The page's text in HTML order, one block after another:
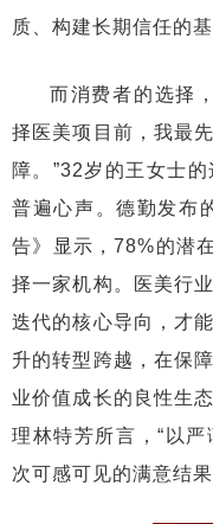
质、构建长期信任的基
而消费者的选择
择医美项目前，我最
障。”32岁的王女士
普遍心声。德勤发布
告》显示，78%的潜
择一家机构。医美行
迭代的核心导向，才
升的转型跨越，在保
业价值成长的良性生
理林特芳所言，“以
次可感可见的满意结果